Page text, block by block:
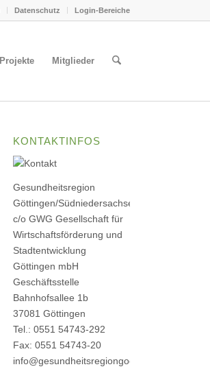
Datenschutz Login-Bereiche
Projekte Mitglieder
KONTAKTINFOS
Gesundheitsregion
Göttingen/Südniedersachsen
c/o GWG Gesellschaft für
Wirtschaftsförderung und
Stadtentwicklung
Göttingen mbH
Geschäftsstelle
Bahnhofsallee 1b
37081 Göttingen
Tel.: 0551 54743-292
Fax: 0551 54743-20
info@gesundheitsregiongoettingen.de